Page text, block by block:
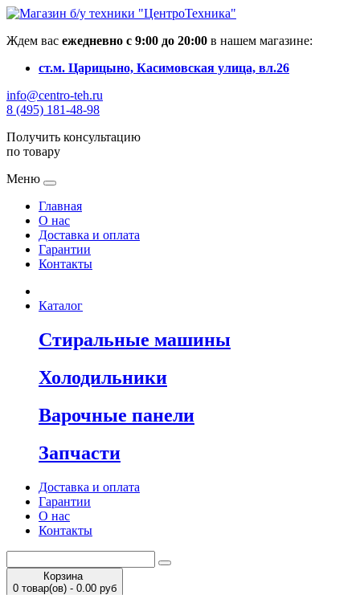
Ждем вас ежедневно с 9:00 до 20:00 в нашем магазине:
ст.м. Царицыно, Касимовская улица, вл.26
info@centro-teh.ru
8 (495) 181-48-98
Получить консультацию
по товару
Меню
Главная
О нас
Доставка и оплата
Гарантии
Контакты
Каталог
Стиральные машины
Холодильники
Варочные панели
Запчасти
Доставка и оплата
Гарантии
О нас
Контакты
Корзина
0 товар(ов) - 0.00 руб